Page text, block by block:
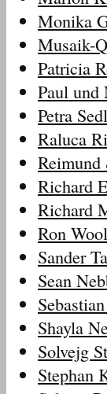
Monika
Musaik-
Patricia
Paul und
Petra
Raluca
Richard
Richard
Ron
Sander
Sean
Shayla
Solvejg
Stephan